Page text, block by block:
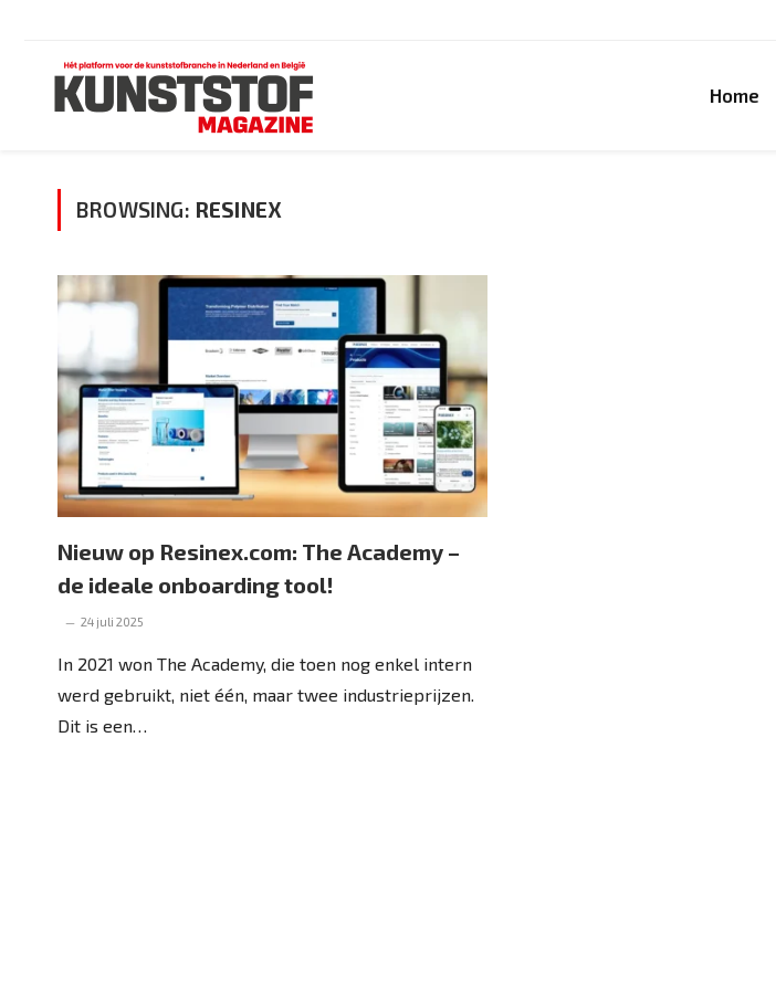
Home
BROWSING: RESINEX
Nieuw op Resinex.com: The Academy –
de ideale onboarding tool!
24 juli 2025
In 2021 won The Academy, die toen nog enkel intern
werd gebruikt, niet één, maar twee industrieprijzen.
Dit is een…